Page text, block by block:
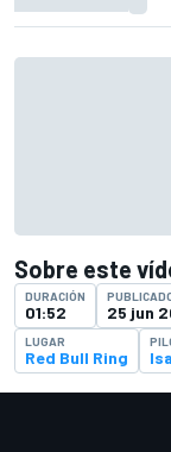
Sobre este
DURACIÓN
01:52 25 jun
LUGAR
Red Bull Ring